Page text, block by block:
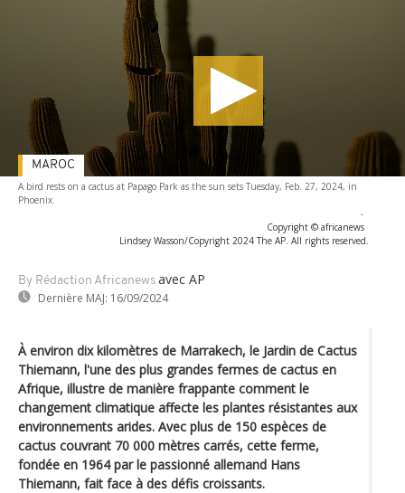
A bird rests on a cactus at Papago Park as the sun sets Tuesday, Feb. 27, 2024, in
Phoenix.
-
Copyright © africanews
Lindsey Wasson/Copyright 2024 The AP. All rights reserved.
By Rédaction Africanews avec AP
Dernière MAJ: 16/09/2024
MAROC
À environ dix kilomètres de Marrakech, le Jardin de Cactus
Thiemann, l'une des plus grandes fermes de cactus en
Afrique, illustre de manière frappante comment le
changement climatique affecte les plantes résistantes aux
environnements arides. Avec plus de 150 espèces de
cactus couvrant 70 000 mètres carrés, cette ferme,
fondée en 1964 par le passionné allemand Hans
Thiemann, fait face à des défis croissants.